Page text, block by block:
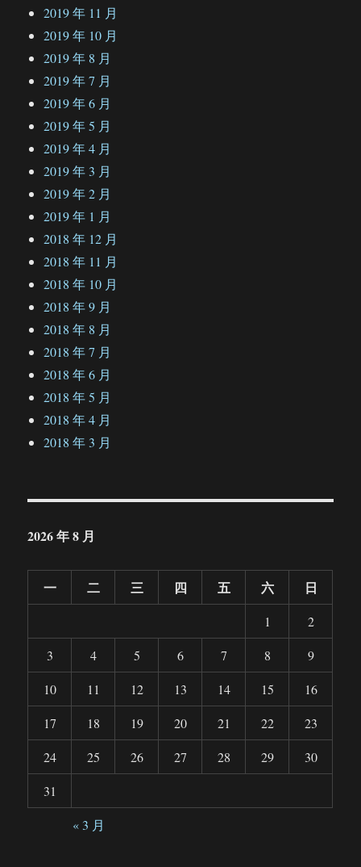
2019 年 11 月
2019 年 10 月
2019 年 8 月
2019 年 7 月
2019 年 6 月
2019 年 5 月
2019 年 4 月
2019 年 3 月
2019 年 2 月
2019 年 1 月
2018 年 12 月
2018 年 11 月
2018 年 10 月
2018 年 9 月
2018 年 8 月
2018 年 7 月
2018 年 6 月
2018 年 5 月
2018 年 4 月
2018 年 3 月
2026 年 8 月
一 二 三 四 五 六 日
1
2
3
4 5 6 7 8
9
10
11 12 13 14 15
16
17
18 19 20 21 22
23
24
25 26 27 28 29
30
31
« 3 月